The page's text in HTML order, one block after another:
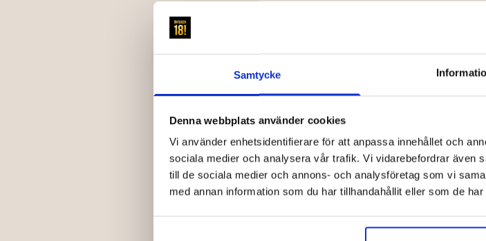
Samtycke
Denna webbplats använder cookies
Vi använder enhetsidentifierare för att anpassa innehållet och
sociala medier och analysera vår trafik. Vi vidarebefordrar även
till de sociala medier och annons- och analysföretag som vi
med annan information som du har tillhandahållit eller som de